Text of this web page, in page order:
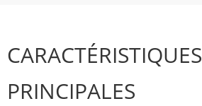
CARACTÉRISTIQUES
PRINCIPALES